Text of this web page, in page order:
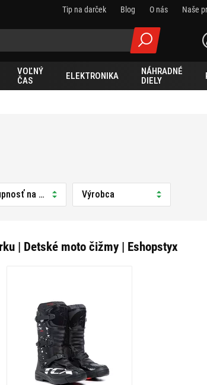
Tip na darček Blog O nás Naše
VOĽNÝ
ČAS
ELEKTRONIKA
NÁHRADNÉ
DIELY
na predajni Výrobca
| Detské moto čižmy | Eshopstyx